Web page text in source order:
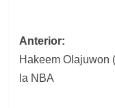
de
Anterior:
Hakeem Olajuwon
la NBA